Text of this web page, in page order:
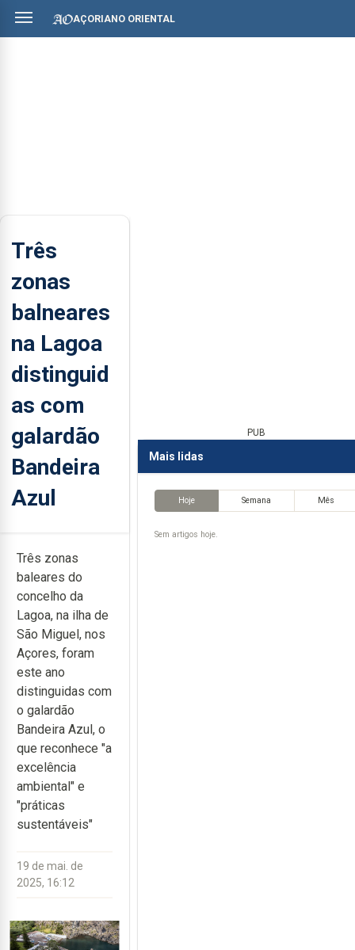
AÇORIANO ORIENTAL
Três
zonas
balneares
na Lagoa
distinguid
as com
galardão
Bandeira
Azul
Três zonas
baleares do
concelho da
Lagoa, na ilha de
São Miguel, nos
Açores, foram
este ano
distinguidas com
o galardão
Bandeira Azul, o
que reconhece "a
excelência
ambiental" e
"práticas
sustentáveis"
19 de mai. de
2025, 16:12
PUB
Mais lidas
Hoje Semana Mês
Sem artigos hoje.